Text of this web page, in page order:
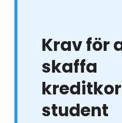
Krav för
skaffa
student